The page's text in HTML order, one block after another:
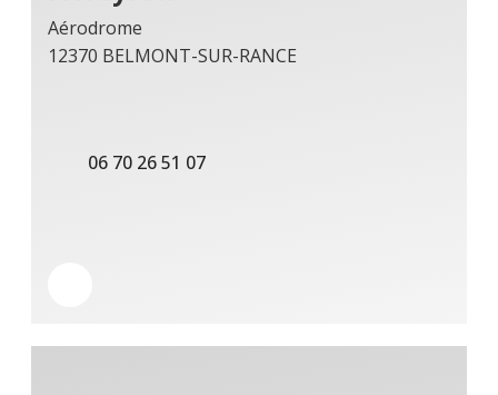
Aérodrome
12370 BELMONT-SUR-RANCE
06 70 26 51 07